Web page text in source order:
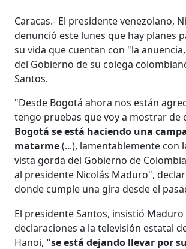
Caracas.- El presidente venezolano,
denunció este lunes que hay planes
su vida que cuentan con "la
del Gobierno de su colega
Santos.
"Desde Bogotá ahora nos están
tengo pruebas que voy a mostrar de
Bogotá se está haciendo una
matarme(...), lamentablemente con
vista gorda del Gobierno de
al presidente Nicolás Maduro",
donde cumple una gira desde el
El presidente Santos, insistió Maduro
declaraciones a la televisión estatal
Hanoi, "se está dejando llevar por